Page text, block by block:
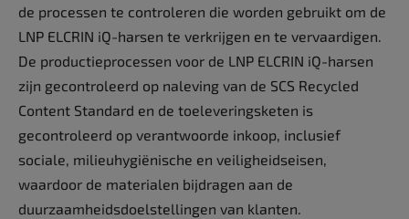
de processen te controleren die worden gebruikt om de
LNP ELCRIN iQ-harsen te verkrijgen en te vervaardigen.
De productieprocessen voor de LNP ELCRIN iQ-harsen
zijn gecontroleerd op naleving van de SCS Recycled
Content Standard en de toeleveringsketen is
gecontroleerd op verantwoorde inkoop, inclusief
sociale, milieuhygiënische en veiligheidseisen,
waardoor de materialen bijdragen aan de
duurzaamheidsdoelstellingen van klanten.